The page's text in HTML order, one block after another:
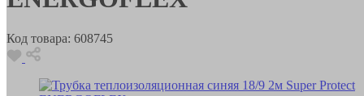
Код товара: 608745